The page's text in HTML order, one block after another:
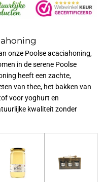
onze Poolse acaciahoning,
in de serene Poolse
heeft een zachte,
van thee, het bakken van
voor yoghurt en
kwaliteit zonder